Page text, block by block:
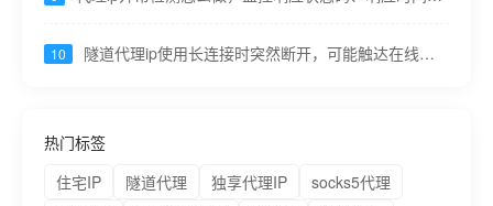
10
隧道代理ip使用长连接时突然断开，可能触达在线时
热门标签
住宅IP
隧道代理 独享代理IP
socks5代理